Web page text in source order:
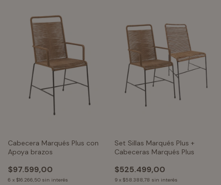
Cabecera Marqués Plus con
Apoya brazos
$97.599,00
6 x $16.266,50 sin interés
Set Sillas Marqués Plus +
Cabeceras Marqués Plus
$525.499,00
9 x $58.388,78 sin interés